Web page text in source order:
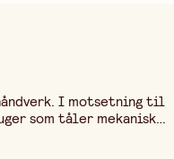
I motsetning til
som tåler mekanisk
inn i skjøten ved